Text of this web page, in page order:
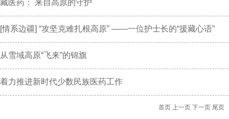
藏医药： 来自高原的守护
[情系边疆] “攻坚克难扎根高原” ——一位护士长的“援藏心语”
从雪域高原“飞来”的锦旗
着力推进新时代少数民族医药工作
首页 上一页 下一页 尾页